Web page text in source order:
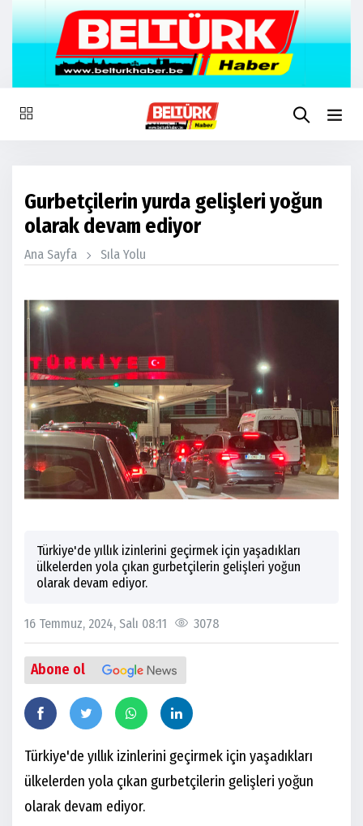
Gurbetçilerin yurda gelişleri yoğun
olarak devam ediyor
Ana Sayfa Sıla Yolu
Türkiye'de yıllık izinlerini geçirmek için yaşadıkları
ülkelerden yola çıkan gurbetçilerin gelişleri yoğun
olarak devam ediyor.
16 Temmuz, 2024, Salı 08:11 3078
Abone ol
Türkiye'de yıllık izinlerini geçirmek için yaşadıkları
ülkelerden yola çıkan gurbetçilerin gelişleri yoğun
olarak devam ediyor.